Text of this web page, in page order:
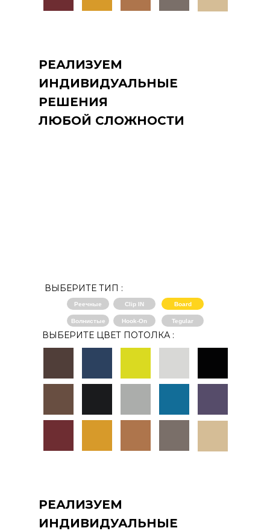
РЕАЛИЗУЕМ
ИНДИВИДУАЛЬНЫЕ
РЕШЕНИЯ
ЛЮБОЙ СЛОЖНОСТИ
ВЫБЕРИТЕ ЦВЕТ ПОТОЛКА :
ВЫБЕРИТЕ ТИП :
Реечные Clip IN Board
Волнистые Hook-On Tegular
РЕАЛИЗУЕМ
ИНДИВИДУАЛЬНЫЕ